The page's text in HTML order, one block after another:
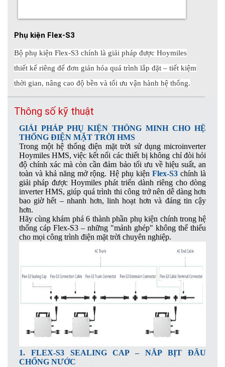
Phụ kiện Flex-S3
Bộ phụ kiện Flex-S3 chính là giải pháp được Hoymiles
thiết kế riêng để đơn giản hóa quá trình lắp đặt – tiết kiệm
thời gian, nâng cao độ bền và tối ưu vận hành hệ thống.
Thông số kỹ thuật
GIẢI PHÁP PHỤ KIỆN THÔNG MINH CHO HỆ
THỐNG ĐIỆN MẶT TRỜI HMS
Trong một hệ thống điện mặt trời sử dụng microinverter
Hoymiles HMS, việc kết nối các thiết bị không chỉ đòi hỏi
độ chính xác mà còn cần đảm bảo tối ưu về hiệu suất, an
toàn và khả năng mở rộng. Hệ phụ kiệnFlex-S3 chính là
giải pháp được Hoymiles phát triển dành riêng cho dòng
inverter HMS, giúp quá trình thi công trở nên dễ dàng hơn
bao giờ hết – nhanh hơn, linh hoạt hơn và đáng tin cậy
hơn.
Hãy cùng khám phá 6 thành phần phụ kiện chính trong hệ
thống cáp Flex-S3 – những "mảnh ghép" không thể thiếu
cho mọi công trình điện mặt trời chuyên nghiệp.
1. FLEX-S3 SEALING CAP – NẮP BỊT ĐẦU
CHỐNG NƯỚC